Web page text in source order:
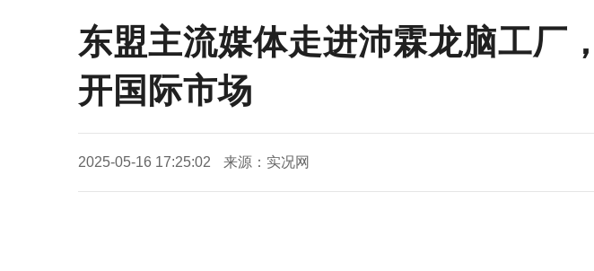
东盟主流媒体走进沛霖龙脑工厂
开国际市场
2025-05-16 17:25:02 来源：实况网